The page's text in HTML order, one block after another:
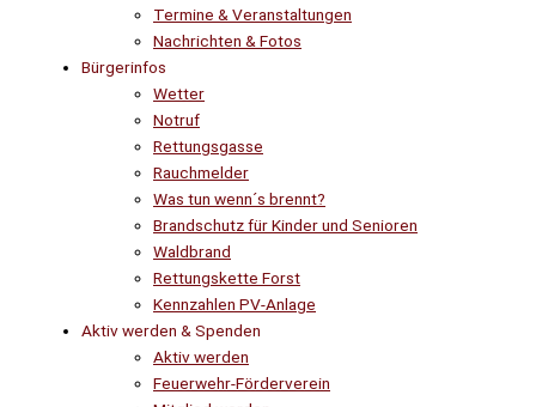
Termine & Veranstaltungen
Nachrichten & Fotos
Bürgerinfos
Wetter
Notruf
Rettungsgasse
Rauchmelder
Was tun wenn´s brennt?
Brandschutz für Kinder und Senioren
Waldbrand
Rettungskette Forst
Kennzahlen PV-Anlage
Aktiv werden & Spenden
Aktiv werden
Feuerwehr-Förderverein